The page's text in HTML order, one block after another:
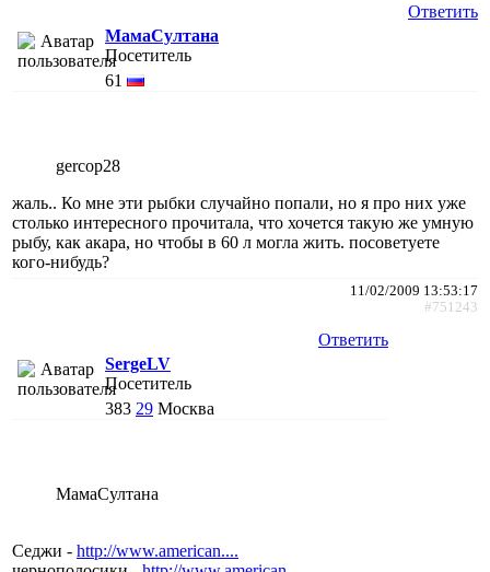
Ответить
МамаСултана
Посетитель
61
gercop28
жаль.. Ко мне эти рыбки случайно попали, но я про них уже
столько интересного прочитала, что хочется такую же умную
рыбу, как акара, но чтобы в 60 л могла жить. посоветуете
кого-нибудь?
11/02/2009 13:53:17
#751243
Ответить
SergeLV
Посетитель
383 29 Москва
МамаСултана
Седжи - http://www.american....